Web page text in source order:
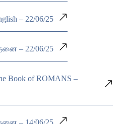
– 22/06/25
– 22/06/25
Book of ROMANS –
– 14/06/25